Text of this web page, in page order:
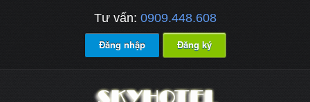
Tư vấn: 0909.448.608
Đăng nhập Đăng ký